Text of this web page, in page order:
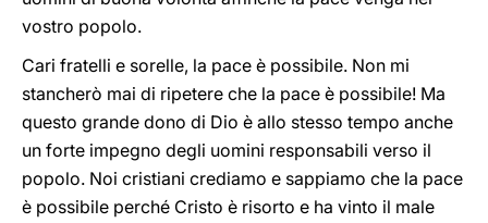
vostro popolo.
Cari fratelli e sorelle, la pace è possibile. Non mi
stancherò mai di ripetere che la pace è possibile! Ma
questo grande dono di Dio è allo stesso tempo anche
un forte impegno degli uomini responsabili verso il
popolo. Noi cristiani crediamo e sappiamo che la pace
è possibile perché Cristo è risorto e ha vinto il male